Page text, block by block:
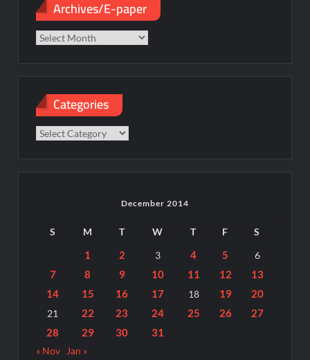
Archives/E-paper
Categories
Categories
December 2014
S M T W T F S
1 2 3 4 5 6
7 8 9 10 11 12
13
14
15 16 17 18 19 20
21 22 23 24 25 26
27
28
29 30 31
« Nov Jan »